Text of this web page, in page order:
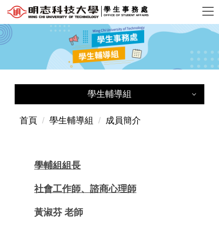
跳
到
主
學生事務處
OFFICE OF STUDENT AFFAIRS
學生輔導組
學生輔導組
成員簡介
服務簡介及聯絡方式
導師專區
首頁 學生輔導組 成員簡介
學輔組組長
社會工作師、諮商心理師
黃淑芬 老師